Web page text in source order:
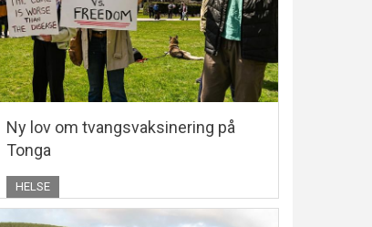
Ny lov om tvangsvaksinering på
Tonga
HELSE